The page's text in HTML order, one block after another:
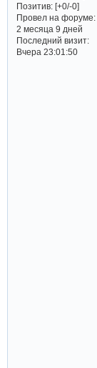
Позитив: [+0/-0]
Провел на форуме:
2 месяца 9 дней
Последний визит:
Вчера 23:01:50